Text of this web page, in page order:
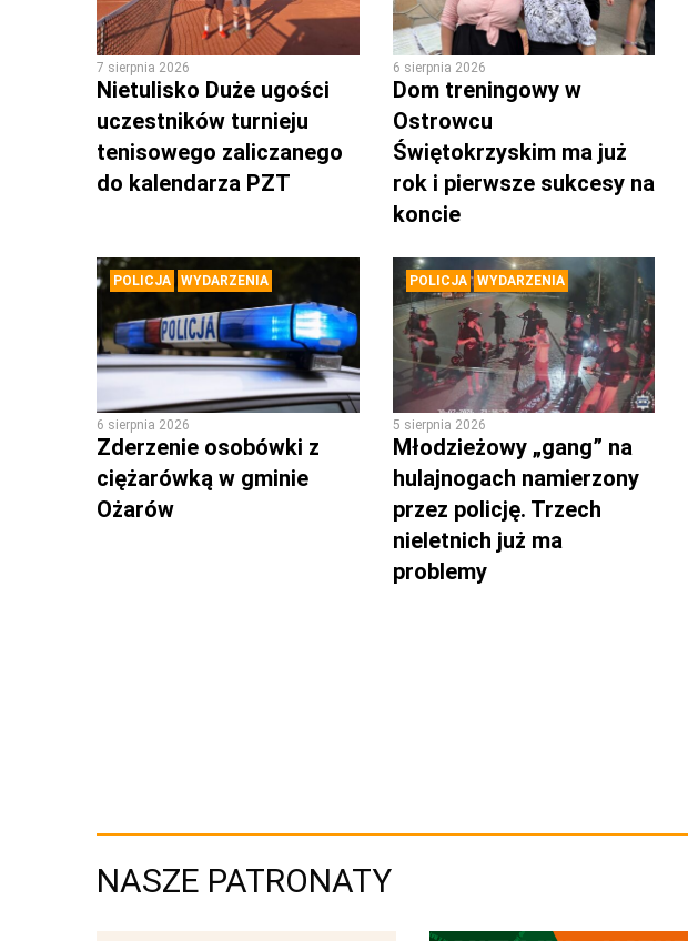
7 sierpnia 2026
Nietulisko Duże ugości
uczestników turnieju
tenisowego zaliczanego
do kalendarza PZT
6 sierpnia 2026
Dom treningowy w
Ostrowcu
Świętokrzyskim ma już
rok i pierwsze sukcesy na
koncie
POLICJA WYDARZENIA
6 sierpnia 2026
Zderzenie osobówki z
ciężarówką w gminie
Ożarów
POLICJA WYDARZENIA
5 sierpnia 2026
Młodzieżowy „gang” na
hulajnogach namierzony
przez policję. Trzech
nieletnich już ma
problemy
NASZE PATRONATY